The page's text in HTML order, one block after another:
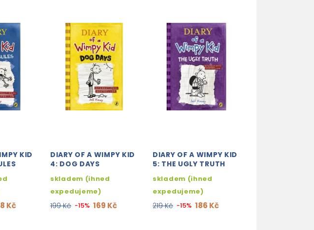
KID
Kč
DIARY OF A WIMPY KID
4: DOG DAYS
skladem (ihned
expedujeme)
199 Kč -15% 169 Kč
DIARY OF A WIMPY KID
5: THE UGLY TRUTH
skladem (ihned
expedujeme)
219 Kč -15% 186 Kč